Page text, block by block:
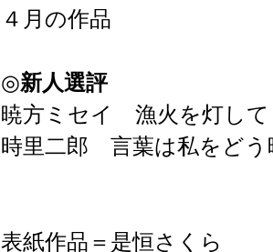
４月の作品
◎新人選評
暁方ミセイ 漁火を灯して
時里二郎 言葉は私をどう
表紙作品＝是恒さくら